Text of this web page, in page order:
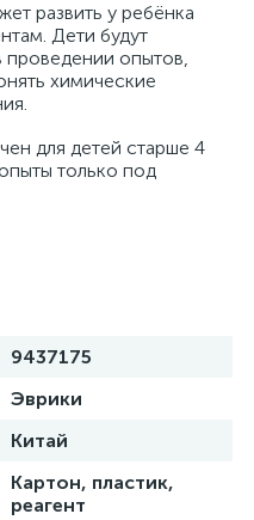
развить у ребёнка
Дети будут
проведении опытов,
химические
для детей старше 4
только под
9437175
Эврики
Китай
Картон, пластик,
реагент